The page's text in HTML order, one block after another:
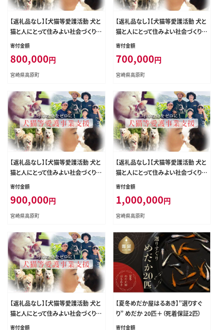
【返礼品なし】【犬猫等愛護活動 犬と
猫と人にとって住みよい社会づくりを
応援】宮崎県 高原町 特定非営利活
P00056
寄付金額
800,000円
宮崎県高原町
【返礼品なし】【犬猫等愛護活動 犬と
猫と人にとって住みよい社会づくりを
応援】宮崎県 高原町 特定非営利活
P00056
寄付金額
700,000円
宮崎県高原町
【返礼品なし】【犬猫等愛護活動 犬と
猫と人にとって住みよい社会づくりを
応援】宮崎県 高原町 特定非営利活
P00056
寄付金額
900,000円
宮崎県高原町
【返礼品なし】【犬猫等愛護活動 犬と
猫と人にとって住みよい社会づくりを
応援】宮崎県 高原町 特定非営利活
P00056
寄付金額
1,000,000円
宮崎県高原町
【返礼品なし】【犬猫等愛護活動 犬と
猫と人にとって住みよい社会づくりを
応援】宮崎県 高原町 特定非営利活
寄付金額
【夏冬めだか屋はるあき】”選りすぐ
り” めだか 20匹＋（死着保証2匹）
寄付金額